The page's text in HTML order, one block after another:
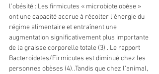
l’obésité : Les firmicutes « microbiote obèse »
ont une capacité accrue à récolter l'énergie du
régime alimentaire et entraînent une
augmentation significativement plus importante
de la graisse corporelle totale (3) . Le rapport
Bacteroidetes/Firmicutes est diminué chez les
personnes obèses (4)..Tandis que chez l’animal,